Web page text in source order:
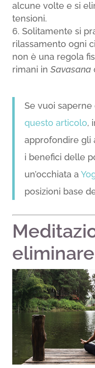
alcune volte e si
tensioni.
Solitamente si
rilassamento ogni
non è una regola
rimani in Savasana
Se vuoi saperne
questo articolo,
approfondire gli
i benefici delle
un’occhiata a
posizioni base